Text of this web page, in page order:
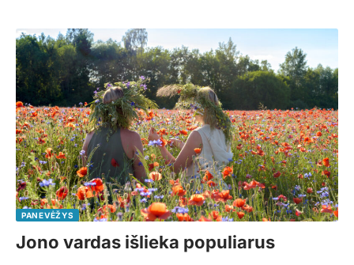
PANEVĖŽYS
Jono vardas išlieka populiarus